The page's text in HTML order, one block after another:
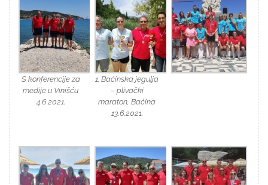
S konferencije za
medije u Vinišću
4.6.2021.
1. Baćinska jegulja
– plivački
maraton, Baćina
13.6.2021.